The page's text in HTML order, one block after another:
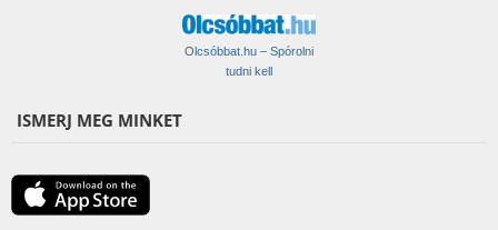
Olcsóbbat.hu – Spórolni
tudni kell
ISMERJ MEG MINKET